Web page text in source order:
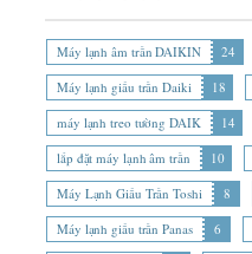
Máy lạnh âm trần DAIKIN 24
Máy lạnh giấu trần Daiki
18
máy lạnh treo tường DAIK
14
lắp đặt máy lạnh âm trần
10
Máy Lạnh Giấu Trần Toshi
8
Máy lạnh giấu trần Panas
6